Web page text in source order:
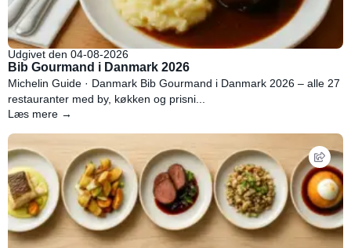
Udgivet den 04-08-2026
Bib Gourmand i Danmark 2026
Michelin Guide · Danmark Bib Gourmand i Danmark 2026 – alle 27
restauranter med by, køkken og prisni...
Læs mere →